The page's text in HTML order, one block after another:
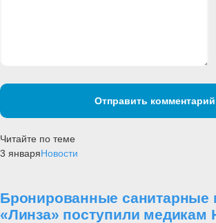
Отправить комментарий
Читайте по теме
3 январяНовости
Бронированные
«Линза» поступили